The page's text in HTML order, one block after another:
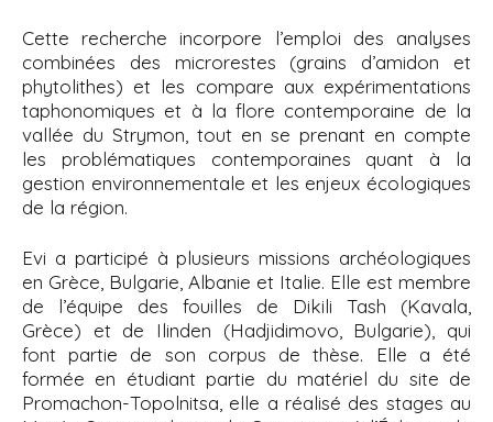
Cette recherche incorpore l’emploi des analyses
combinées des microrestes (grains d’amidon et
phytolithes) et les compare aux expérimentations
taphonomiques et à la flore contemporaine de la
vallée du Strymon, tout en se prenant en compte
les problématiques contemporaines quant à la
gestion environnementale et les enjeux écologiques
de la région.
Evi a participé à plusieurs missions archéologiques
en Grèce, Bulgarie, Albanie et Italie. Elle est membre
de l’équipe des fouilles de Dikili Tash (Kavala,
Grèce) et de Ilinden (Hadjidimovo, Bulgarie), qui
font partie de son corpus de thèse. Elle a été
formée en étudiant partie du matériel du site de
Promachon-Topolnitsa, elle a réalisé des stages au